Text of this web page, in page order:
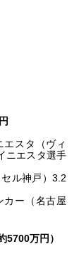
スタ（ヴィ
ニエスタ選手
ル神戸）3.2
カー（名古屋
5700万円）